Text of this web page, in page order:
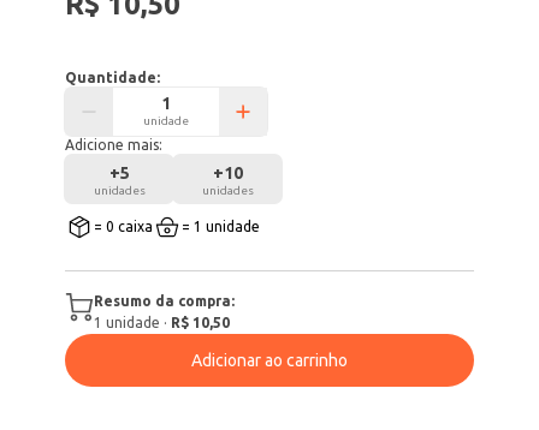
Quantidade:
unidade
Adicione mais:
+5
unidades
+10
unidades
= 0 caixa = 1 unidade
Resumo da compra:
1 unidade · R$ 10,50
Adicionar ao carrinho